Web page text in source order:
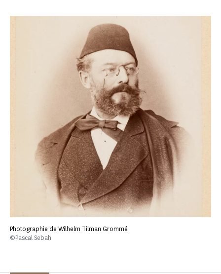
Photographie de Wilhelm Tilman Grommé
©Pascal Sebah